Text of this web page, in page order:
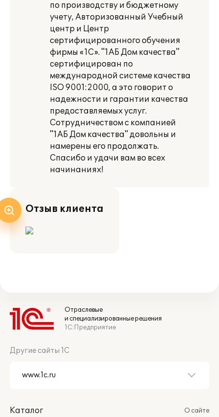
по производству и бюджетному
учету, Авторизованный Учебный
центр и Центр
сертифицированного обучения
фирмы «1С». "1АБ Дом качества"
сертифицирован по
международной системе качества
ISO 9001:2000, а это говорит о
надежности и гарантии качества
предоставляемых услуг.
Сотрудничеством с компанией
"1АБ Дом качества" довольны и
намерены его продолжать.
Спасибо и удачи вам во всех
начинаниях!
Отзыв клиента
Отраслевые
и специализированные решения
1С:Предприятие
Другие сайты 1С
Каталог
О сайте